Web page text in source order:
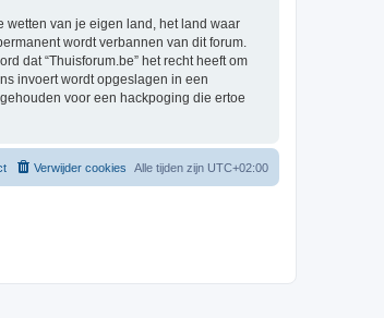
wetten van je eigen land, het land waar
wordt verbannen van dit forum.
dat “Thuisforum.be” het recht heeft om
invoert wordt opgeslagen in een
voor een hackpoging die ertoe
Alle tijden zijn UTC+02:00
Verwijder cookies